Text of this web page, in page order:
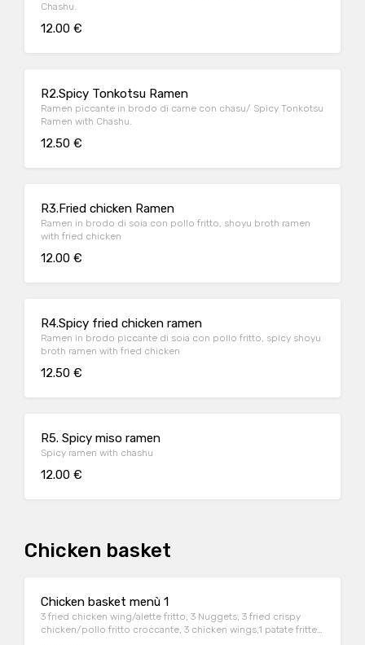
Chashu.
12.00 €
R2.Spicy Tonkotsu Ramen
Ramen piccante in brodo di carne con chasu/ Spicy Tonkotsu
Ramen with Chashu.
12.50 €
R3.Fried chicken Ramen
Ramen in brodo di soia con pollo fritto, shoyu broth ramen
with fried chicken
12.00 €
R4.Spicy fried chicken ramen
Ramen in brodo piccante di soia con pollo fritto, spicy shoyu
broth ramen with fried chicken
12.50 €
R5. Spicy miso ramen
Spicy ramen with chashu
12.00 €
Chicken basket
Chicken basket menù 1
3 fried chicken wing/alette fritto, 3 Nuggets, 3 fried crispy
chicken/pollo fritto croccante, 3 chicken wings,1 patate fritte,